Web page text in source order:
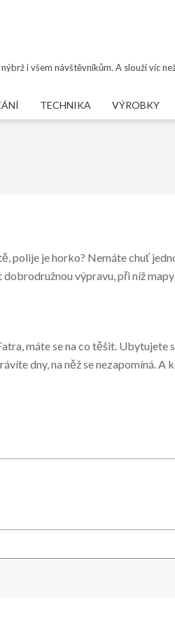
i všem návštěvníkům. A slouží víc
TECHNIKA VÝROBKY
polije je horko? Nemáte chuť
výpravu, při níž
máte se na co těšit. Ubytujete
dny, na něž se nezapomíná. A